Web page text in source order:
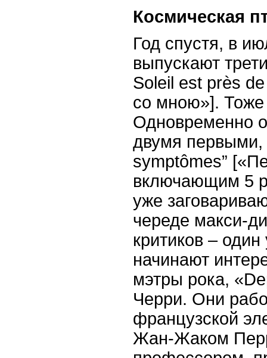
Космическая
Год спустя, в
выпускают
Soleil est près de
со мною»]. Тоже
Одновременно
двумя первыми,
symptômes”
включающим 5
уже
череде макси-
критиков – один
начинают
мэтры рока, «
Черри. Они
французской
Жан-Жаком